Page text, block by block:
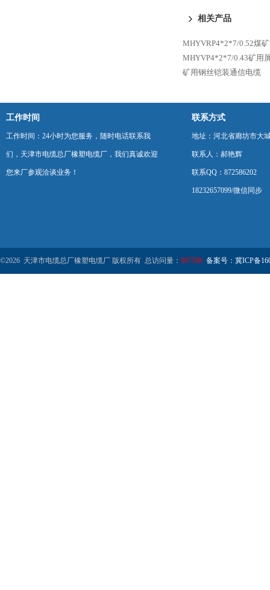
相关产品
MHYVRP4*2*7/0.52煤
MHYVP4*2*7/0.43矿用
矿用钢丝铠装通信电缆
工作时间
工作时间：24小时为您服务，随时电话联系我
们，天津市电缆总厂橡塑电缆厂，我们真诚欢迎
您来厂参观洽谈业务！
联系方式
地址：河北省廊坊市大
联系人：郝艳辉
联系QQ：872586202
18232657099/微信同步
©2026 天津市电缆总厂橡塑电缆厂 版权所有 总访问量： 967508 备案号：冀ICP备